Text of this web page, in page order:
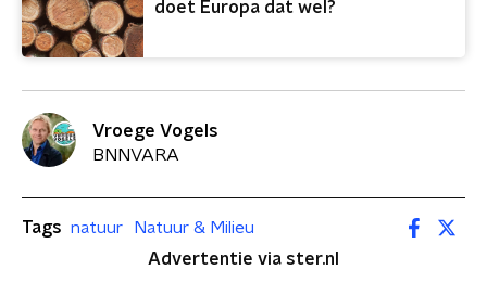
doet Europa dat wel?
Vroege Vogels
BNNVARA
Tags natuur
Natuur & Milieu
Advertentie via ster.nl